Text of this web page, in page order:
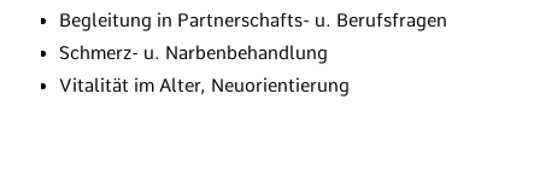
Begleitung in Partnerschafts- u. Berufsfragen
Schmerz- u. Narbenbehandlung
Vitalität im Alter, Neuorientierung